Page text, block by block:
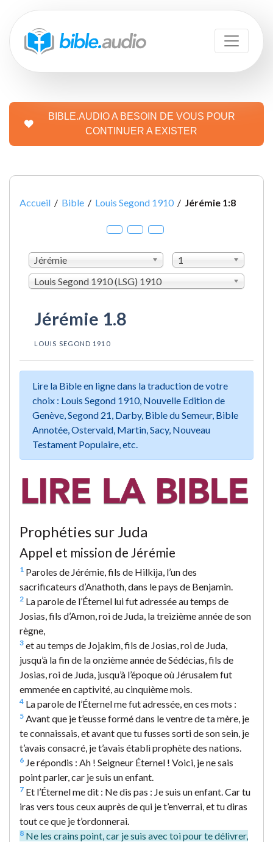
BIBLE.AUDIO A BESOIN DE VOUS POUR
CONTINUER A EXISTER
Accueil / Bible / Louis Segond 1910 / Jérémie 1:8
Jérémie
1
Louis Segond 1910 (LSG) 1910
Jérémie 1.8
LOUIS SEGOND 1910
Lire la Bible en ligne dans la traduction de votre
choix : Louis Segond 1910, Nouvelle Edition de
Genève, Segond 21, Darby, Bible du Semeur, Bible
Annotée, Ostervald, Martin, Sacy, Nouveau
Testament Populaire, etc.
Prophéties sur Juda
Appel et mission de Jérémie
1 Paroles de Jérémie, fils de Hilkija, l’un des
sacrificateurs d’Anathoth, dans le pays de Benjamin.
2 La parole de l’Éternel lui fut adressée au temps de
Josias, fils d’Amon, roi de Juda, la treizième année de son
règne,
3 et au temps de Jojakim, fils de Josias, roi de Juda,
jusqu’à la fin de la onzième année de Sédécias, fils de
Josias, roi de Juda, jusqu’à l’époque où Jérusalem fut
emmenée en captivité, au cinquième mois.
4 La parole de l’Éternel me fut adressée, en ces mots :
5 Avant que je t’eusse formé dans le ventre de ta mère, je
te connaissais, et avant que tu fusses sorti de son sein, je
t’avais consacré, je t’avais établi prophète des nations.
6 Je répondis : Ah ! Seigneur Éternel ! Voici, je ne sais
point parler, car je suis un enfant.
7 Et l’Éternel me dit : Ne dis pas : Je suis un enfant. Car tu
iras vers tous ceux auprès de qui je t’enverrai, et tu diras
tout ce que je t’ordonnerai.
8 Ne les crains point, car je suis avec toi pour te délivrer,